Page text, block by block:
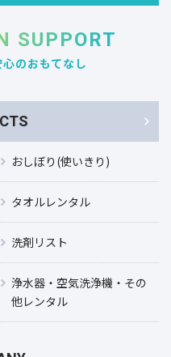
SUPPORT
のおもてなし
おしぼり(使いきり)
タオルレンタル
洗剤リスト
浄水器・空気洗浄機・その
他レンタル